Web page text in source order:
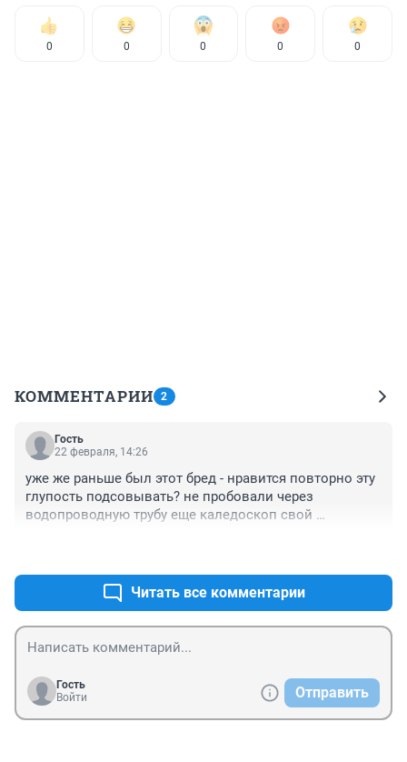
0 0 0 0 0
КОММЕНТАРИИ 2
Гость
22 февраля, 14:26
уже же раньше был этот бред - нравится повторно эту
глупость подсовывать? не пробовали через
водопроводную трубу еще каледоскоп свой
Читать все комментарии
Гость
Войти
Отправить